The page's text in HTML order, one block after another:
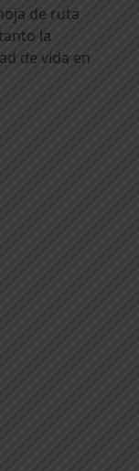
de ruta
la
de vida en